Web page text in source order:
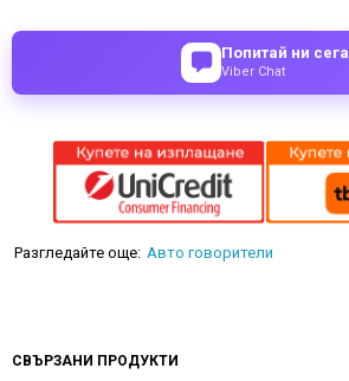
Попитай ни сега
Viber Chat
Разгледайте още: Авто говорители
СВЪРЗАНИ ПРОДУКТИ